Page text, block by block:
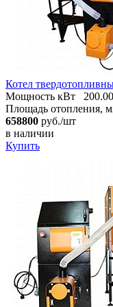
Котел
Мощность кВт
200.00
Площадь отопления,
658800 руб./шт
в наличии
Купить